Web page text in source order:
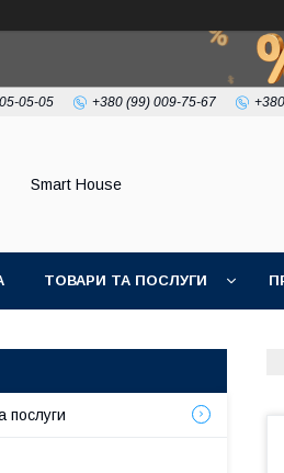
05-05 +380 (99) 009-75-67
Smart House
ТОВАРИ ТА ПОСЛУГИ
послуги